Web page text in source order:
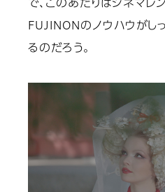
で、このあたりはシネマレ
FUJINONのノウハウがし
るのだろう。